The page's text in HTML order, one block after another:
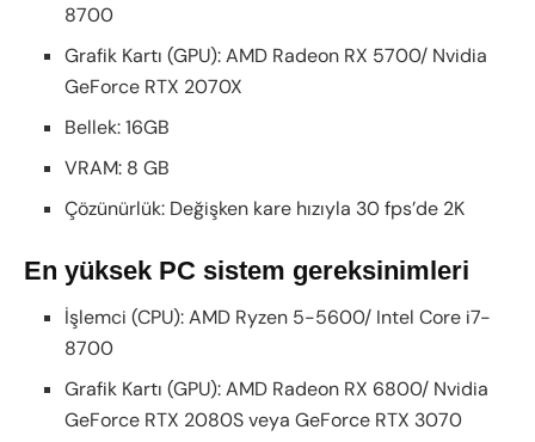
8700
Grafik Kartı (GPU): AMD Radeon RX 5700/ Nvidia
GeForce RTX 2070X
Bellek: 16GB
VRAM: 8 GB
Çözünürlük: Değişken kare hızıyla 30 fps’de 2K
En yüksek PC sistem gereksinimleri
İşlemci (CPU): AMD Ryzen 5-5600/ Intel Core i7-
8700
Grafik Kartı (GPU): AMD Radeon RX 6800/ Nvidia
GeForce RTX 2080S veya GeForce RTX 3070